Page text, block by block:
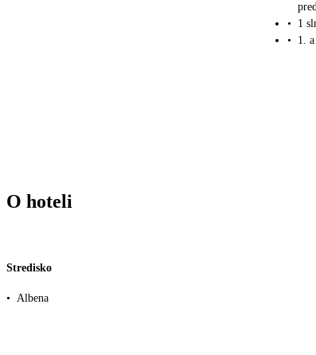
•
1
•
1.
O hoteli
Stredisko
• Albena